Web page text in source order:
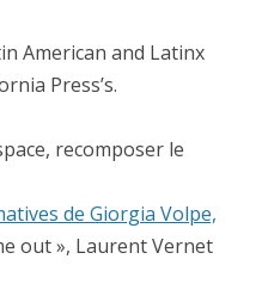
American and Latinx
Press’s.
recomposer le
de Giorgia Volpe,
out », Laurent Vernet